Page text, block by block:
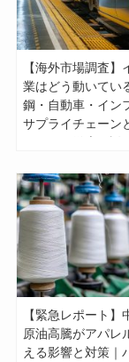
【海外市場調査】
業はどう動いてい
鋼・自動車・イン
サプライチェーン
【緊急レポート】
原油高騰がアパレ
える影響と対策｜